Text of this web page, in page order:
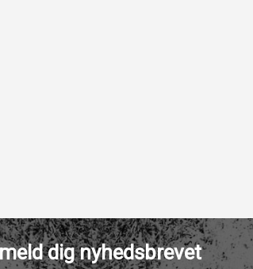
dig nyhedsbrevet